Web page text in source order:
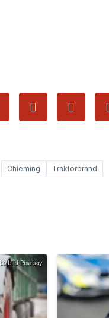
Chieming Traktorbrand
Pixabay